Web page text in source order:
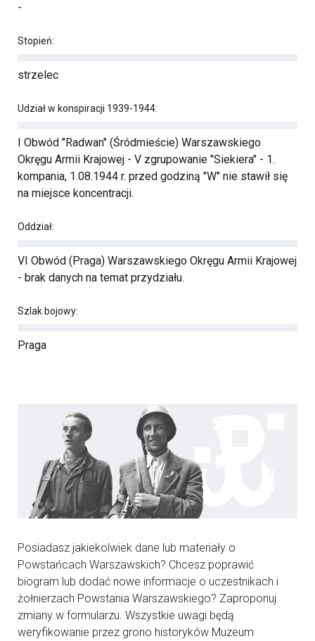
-
Stopień:
strzelec
Udział w konspiracji 1939-1944:
I Obwód "Radwan" (Śródmieście) Warszawskiego
Okręgu Armii Krajowej - V zgrupowanie "Siekiera" - 1.
kompania, 1.08.1944 r. przed godziną "W" nie stawił się
na miejsce koncentracji.
Oddział:
VI Obwód (Praga) Warszawskiego Okręgu Armii Krajowej
- brak danych na temat przydziału.
Szlak bojowy:
Praga
Posiadasz jakiekolwiek dane lub materiały o
Powstańcach Warszawskich? Chcesz poprawić
biogram lub dodać nowe informacje o uczestnikach i
żołnierzach Powstania Warszawskiego? Zaproponuj
zmiany w formularzu. Wszystkie uwagi będą
weryfikowanie przez grono historyków Muzeum